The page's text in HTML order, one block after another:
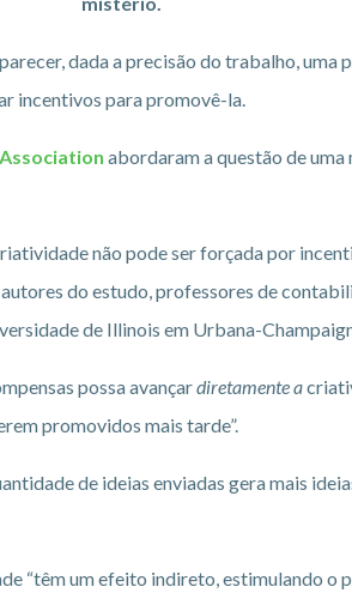
dada a precisão do trabalho,
incentivos para promovê-la.
abordaram a questão de
não pode ser forçada por
do estudo, professores de
de Illinois em Urbana-
possa avançardiretamente a
promovidos mais tarde”.
de ideias enviadas gera mais
“têm um efeito indireto, estimulando o